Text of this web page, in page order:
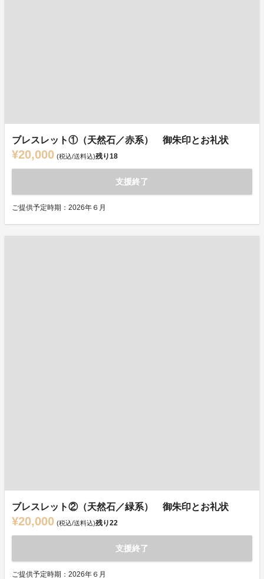
ブレスレット①（天然石／赤系） 御朱印とお礼状
¥20,000 (税込/送料込)残り18
支援終了
ご提供予定時期：2026年６月
ブレスレット②（天然石／緑系） 御朱印とお礼状
¥20,000 (税込/送料込)残り22
支援終了
ご提供予定時期：2026年６月